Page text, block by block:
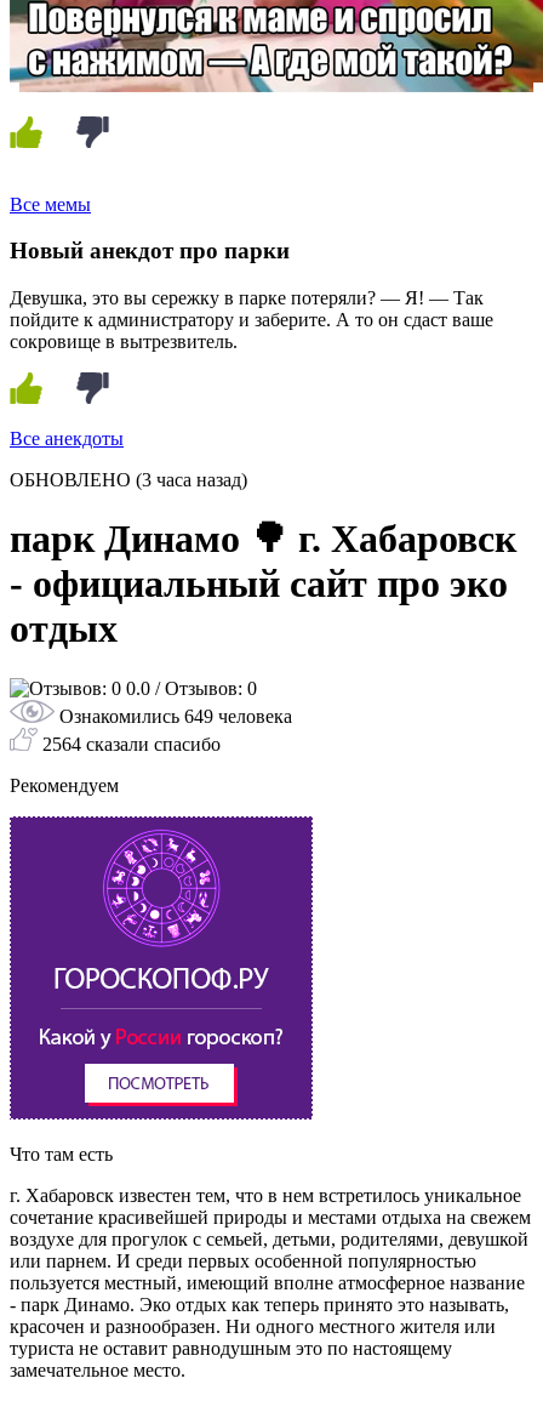
Все мемы
Новый анекдот про парки
Девушка, это вы сережку в парке потеряли? — Я! — Так
пойдите к администратору и заберите. А то он сдаст ваше
сокровище в вытрезвитель.
Все анекдоты
ОБНОВЛЕНО (3 часа назад)
парк Динамо 🌳 г. Хабаровск
- официальный сайт про эко
отдых
0.0 / Отзывов: 0
Ознакомились 649 человека
2564 сказали спасибо
Рекомендуем
Что там есть
г. Хабаровск известен тем, что в нем встретилось уникальное
сочетание красивейшей природы и местами отдыха на свежем
воздухе для прогулок с семьей, детьми, родителями, девушкой
или парнем. И среди первых особенной популярностью
пользуется местный, имеющий вполне атмосферное название
- парк Динамо. Эко отдых как теперь принято это называть,
красочен и разнообразен. Ни одного местного жителя или
туриста не оставит равнодушным это по настоящему
замечательное место.